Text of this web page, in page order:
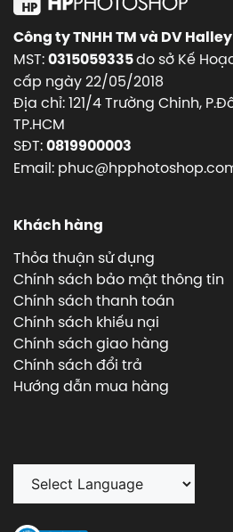
Công ty TNHH TM và DV Halley
MST:0315059335do sở Kế
cấp ngày 22/05/2018
Địa chỉ: 121/4 Trường Chinh,
TP.HCM
SĐT:0819900003
Email:
Khách hàng
Thỏa thuận sử dụng
Chính sách bảo mật thông tin
Chính sách thanh toán
Chính sách khiếu nại
Chính sách giao hàng
Chính sách đổi trả
Hướng dẫn mua hàng